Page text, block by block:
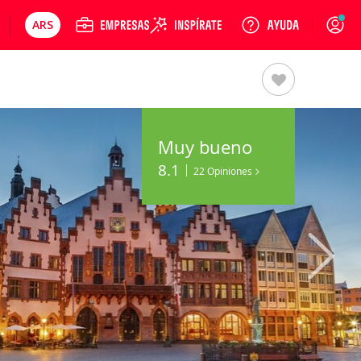
Precios enPeso argentino
ARSCambiar moneda Login
Muy bueno
8.1 22 Opiniones